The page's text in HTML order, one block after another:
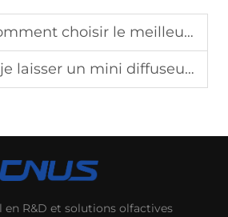
choisir le meilleur diffuseur de maison en fonction de la taille des pièces ?
mini diffuseur d'aromathérapie fonctionner toute la nuit sans risque pour la santé ?
en R&D et solutions olfactives